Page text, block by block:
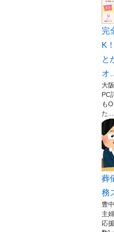
完
K
と
オ...
大
PC
も
た...
葬
務
豊
主
応